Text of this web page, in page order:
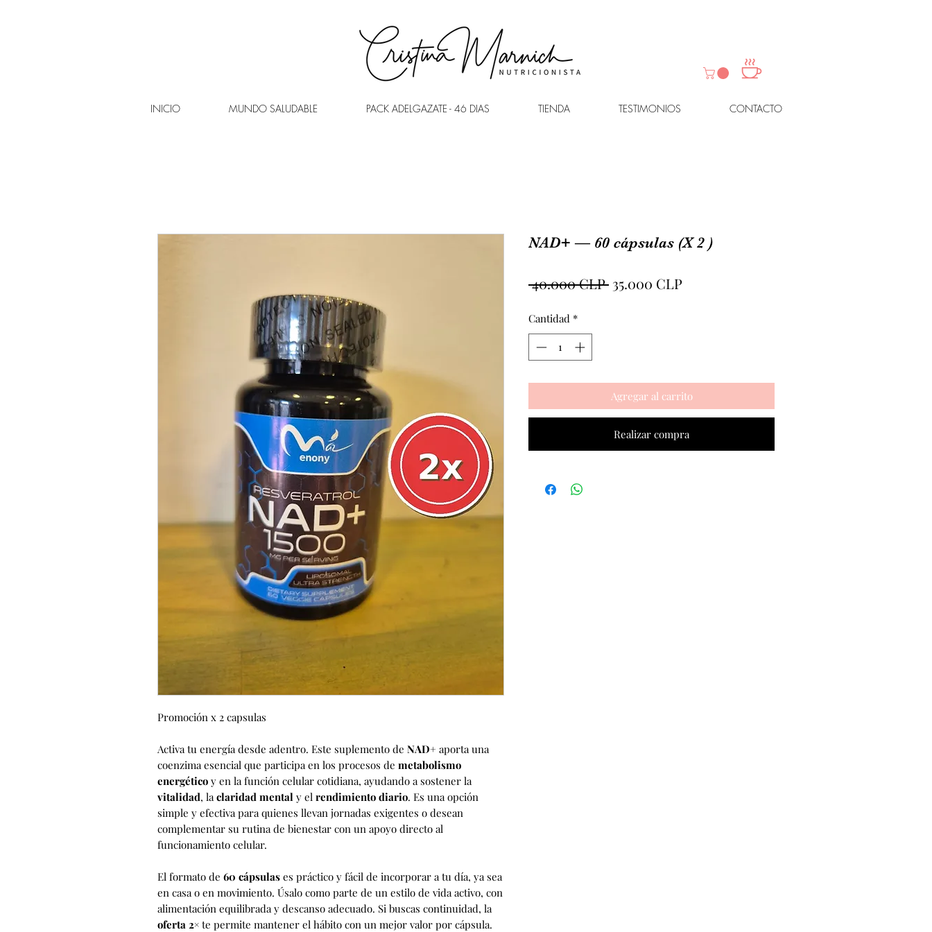
INICIO MUNDO SALUDABLE PACK ADELGAZATE - 46 DIAS TIENDA TESTIMONIOS CONTACTO
Promoción x 2 capsulas
Activa tu energía desde adentro. Este suplemento de NAD+ aporta una
coenzima esencial que participa en los procesos de metabolismo
energético y en la función celular cotidiana, ayudando a sostener la
vitalidad, laclaridad mental y el rendimiento diario. Es una opción
simple y efectiva para quienes llevan jornadas exigentes o desean
complementar su rutina de bienestar con un apoyo directo al
funcionamiento celular.
El formato de 60 cápsulas es práctico y fácil de incorporar a tu día, ya sea
en casa o en movimiento. Úsalo como parte de un estilo de vida activo, con
alimentación equilibrada y descanso adecuado. Si buscas continuidad, la
oferta 2× te permite mantener el hábito con un mejor valor por cápsula.
NAD+ — 60 cápsulas (X 2 )
40.000 CLP Precio
35.000 CLP
Cantidad *
Agregar al carrito
Realizar compra